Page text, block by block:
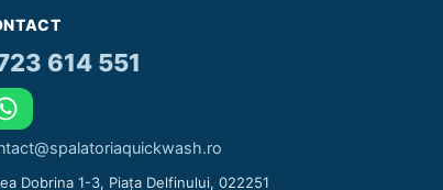
614 551
Dobrina 1-3, Piața Delfinului, 022251